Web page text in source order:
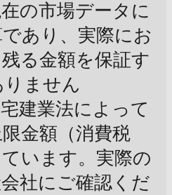
の市場データに
あり、実際にお
る金額を保証す
ません
建業法によって
金額（消費税
います。実際の
社にご確認くだ